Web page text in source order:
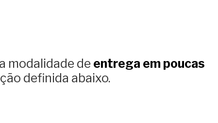
modalidade de entrega em poucas
definida abaixo.